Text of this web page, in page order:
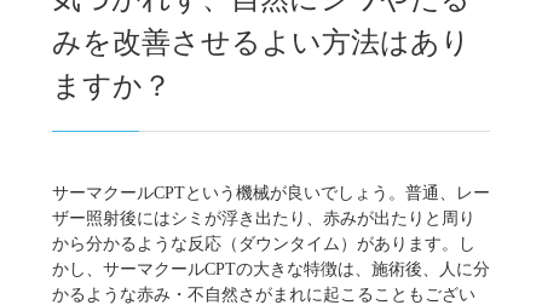
みを改善させるよい方法はあり
ますか？
サーマクールCPTという機械が良いでしょう。普通、レー
ザー照射後にはシミが浮き出たり、赤みが出たりと周り
から分かるような反応（ダウンタイム）があります。し
かし、サーマクールCPTの大きな特徴は、施術後、人に分
かるような赤み・不自然さがまれに起こることもござい